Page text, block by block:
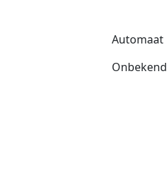
Automaat
Onbekend